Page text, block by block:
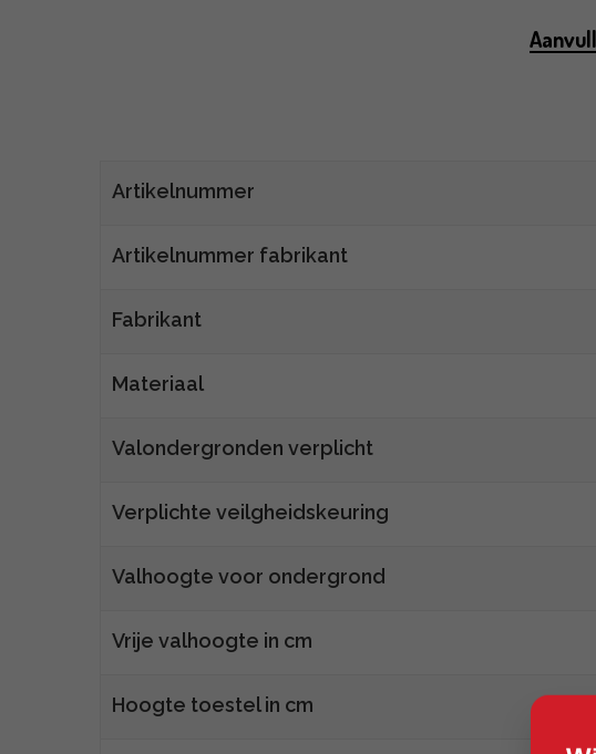
Artikelnummer
Artikelnummer fabrikant
Fabrikant
Materiaal
Valondergronden verplicht
Verplichte veilgheidskeuring
Valhoogte voor ondergrond
Vrije valhoogte in cm
Hoogte toestel in cm